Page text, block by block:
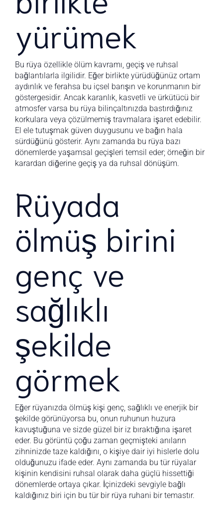
yürümek
Bu rüya özellikle ölüm kavramı, geçiş ve ruhsal
bağlantılarla ilgilidir. Eğer birlikte yürüdüğünüz ortam
aydınlık ve ferahsa bu içsel barışın ve korunmanın bir
göstergesidir. Ancak karanlık, kasvetli ve ürkütücü bir
atmosfer varsa bu rüya bilinçaltınızda bastırdığınız
korkulara veya çözülmemiş travmalara işaret edebilir.
El ele tutuşmak güven duygusunu ve bağın hala
sürdüğünü gösterir. Aynı zamanda bu rüya bazı
dönemlerde yaşamsal geçişleri temsil eder; örneğin bir
karardan diğerine geçiş ya da ruhsal dönüşüm.
Rüyada
ölmüş birini
genç ve
sağlıklı
şekilde
görmek
Eğer rüyanızda ölmüş kişi genç, sağlıklı ve enerjik bir
şekilde görünüyorsa bu, onun ruhunun huzura
kavuştuğuna ve sizde güzel bir iz bıraktığına işaret
eder. Bu görüntü çoğu zaman geçmişteki anıların
zihninizde taze kaldığını, o kişiye dair iyi hislerle dolu
olduğunuzu ifade eder. Aynı zamanda bu tür rüyalar
kişinin kendisini ruhsal olarak daha güçlü hissettiği
dönemlerde ortaya çıkar. İçinizdeki sevgiyle bağlı
kaldığınız biri için bu tür bir rüya ruhani bir temastır.